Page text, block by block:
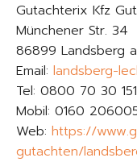
Gutachterix Kfz
Münchener Str. 34
86899 Landsberg
Email: landsberg-
Tel: 0800 70 30 151
Mobil: 0160
Web: https://
gutachten/